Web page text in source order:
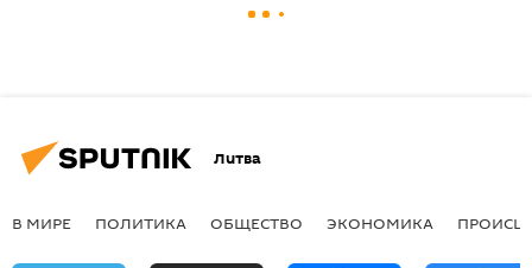
Литва
В МИРЕ ПОЛИТИКА ОБЩЕСТВО ЭКОНОМИКА